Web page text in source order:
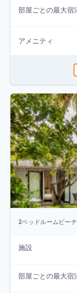
部屋ごとの最大宿
アメニティ
2ベッドルームビー
施設
部屋ごとの最大宿